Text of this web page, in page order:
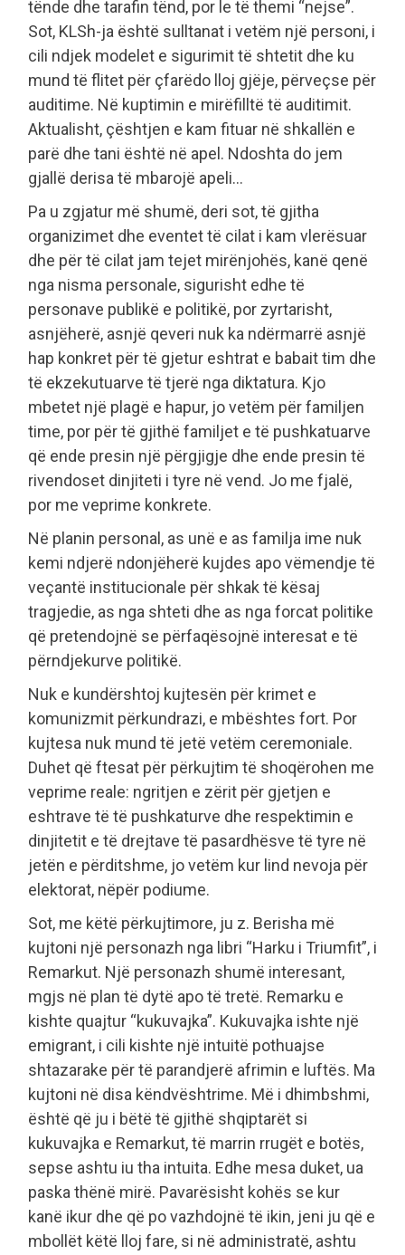
tënde dhe tarafin tënd, por le të themi “nejse”.
Sot, KLSh-ja është sulltanat i vetëm një personi, i
cili ndjek modelet e sigurimit të shtetit dhe ku
mund të flitet për çfarëdo lloj gjëje, përveçse për
auditime. Në kuptimin e mirëfilltë të auditimit.
Aktualisht, çështjen e kam fituar në shkallën e
parë dhe tani është në apel. Ndoshta do jem
gjallë derisa të mbarojë apeli…
Pa u zgjatur më shumë, deri sot, të gjitha
organizimet dhe eventet të cilat i kam vlerësuar
dhe për të cilat jam tejet mirënjohës, kanë qenë
nga nisma personale, sigurisht edhe të
personave publikë e politikë, por zyrtarisht,
asnjëherë, asnjë qeveri nuk ka ndërmarrë asnjë
hap konkret për të gjetur eshtrat e babait tim dhe
të ekzekutuarve të tjerë nga diktatura. Kjo
mbetet një plagë e hapur, jo vetëm për familjen
time, por për të gjithë familjet e të pushkatuarve
që ende presin një përgjigje dhe ende presin të
rivendoset dinjiteti i tyre në vend. Jo me fjalë,
por me veprime konkrete.
Në planin personal, as unë e as familja ime nuk
kemi ndjerë ndonjëherë kujdes apo vëmendje të
veçantë institucionale për shkak të kësaj
tragjedie, as nga shteti dhe as nga forcat politike
që pretendojnë se përfaqësojnë interesat e të
përndjekurve politikë.
Nuk e kundërshtoj kujtesën për krimet e
komunizmit përkundrazi, e mbështes fort. Por
kujtesa nuk mund të jetë vetëm ceremoniale.
Duhet që ftesat për përkujtim të shoqërohen me
veprime reale: ngritjen e zërit për gjetjen e
eshtrave të të pushkaturve dhe respektimin e
dinjitetit e të drejtave të pasardhësve të tyre në
jetën e përditshme, jo vetëm kur lind nevoja për
elektorat, nëpër podiume.
Sot, me këtë përkujtimore, ju z. Berisha më
kujtoni një personazh nga libri “Harku i Triumfit”, i
Remarkut. Një personazh shumë interesant,
mgjs në plan të dytë apo të tretë. Remarku e
kishte quajtur “kukuvajka”. Kukuvajka ishte një
emigrant, i cili kishte një intuitë pothuajse
shtazarake për të parandjerë afrimin e luftës. Ma
kujtoni në disa këndvështrime. Më i dhimbshmi,
është që ju i bëtë të gjithë shqiptarët si
kukuvajka e Remarkut, të marrin rrugët e botës,
sepse ashtu iu tha intuita. Edhe mesa duket, ua
paska thënë mirë. Pavarësisht kohës se kur
kanë ikur dhe që po vazhdojnë të ikin, jeni ju që e
mbollët këtë lloj fare, si në administratë, ashtu